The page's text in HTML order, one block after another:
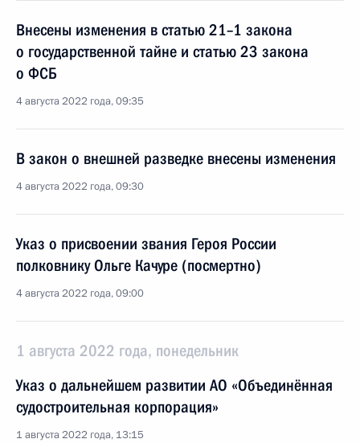
Внесены изменения в статью 21–1 закона
о государственной тайне и статью 23 закона
о ФСБ
4 августа 2022 года, 09:35
В закон о внешней разведке внесены изменения
4 августа 2022 года, 09:30
Указ о присвоении звания Героя России
полковнику Ольге Качуре (посмертно)
4 августа 2022 года, 09:00
1 августа 2022 года, понедельник
Указ о дальнейшем развитии АО «Объединённая
судостроительная корпорация»
1 августа 2022 года, 13:15